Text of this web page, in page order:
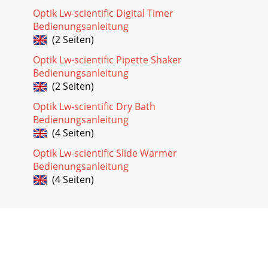
Optik Lw-scientific Digital Timer
Bedienungsanleitung
(2 Seiten)
Optik Lw-scientific Pipette Shaker
Bedienungsanleitung
(2 Seiten)
Optik Lw-scientific Dry Bath
Bedienungsanleitung
(4 Seiten)
Optik Lw-scientific Slide Warmer
Bedienungsanleitung
(4 Seiten)